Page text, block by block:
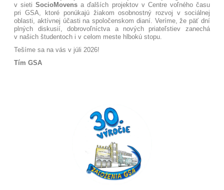
v sietiSocioMovens a ďalších projektov v Centre voľného času
pri GSA, ktoré ponúkajú žiakom osobnostný rozvoj v sociálnej
oblasti, aktívnej účasti na spoločenskom dianí. Veríme, že päť dní
plných diskusií, dobrovoľníctva a nových priateľstiev zanechá
v našich študentoch i v celom meste hlbokú stopu.
Tešíme sa na vás v júli 2026!
Tím GSA